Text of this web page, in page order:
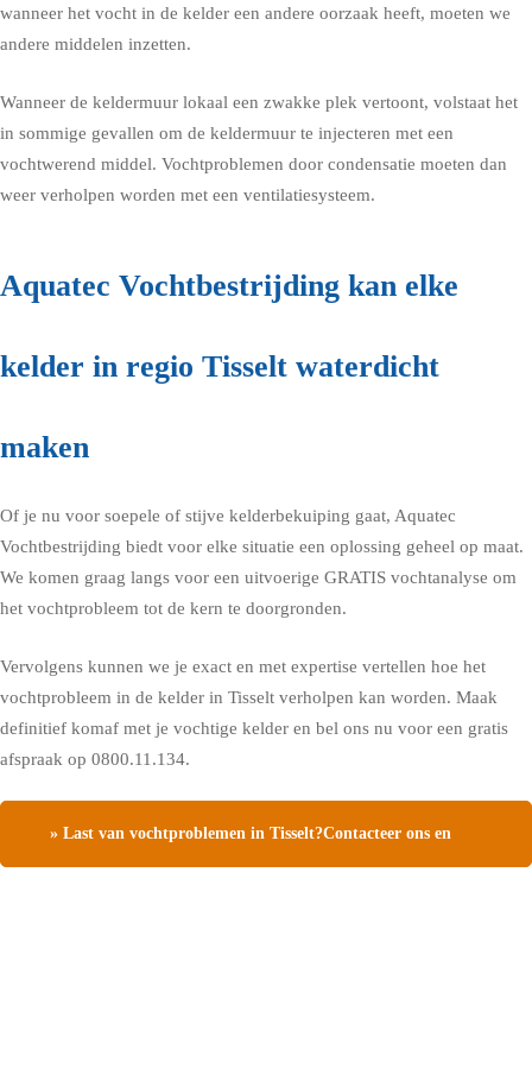
wanneer het vocht in de kelder een andere oorzaak heeft, moeten we
andere middelen inzetten.
Wanneer de keldermuur lokaal een zwakke plek vertoont, volstaat het
in sommige gevallen om de keldermuur te injecteren met een
vochtwerend middel. Vochtproblemen door condensatie moeten dan
weer verholpen worden met een ventilatiesysteem.
Aquatec Vochtbestrijding kan elke
kelder in regio Tisselt waterdicht
maken
Of je nu voor soepele of stijve kelderbekuiping gaat, Aquatec
Vochtbestrijding biedt voor elke situatie een oplossing geheel op maat.
We komen graag langs voor een uitvoerige GRATIS vochtanalyse om
het vochtprobleem tot de kern te doorgronden.
Vervolgens kunnen we je exact en met expertise vertellen hoe het
vochtprobleem in de kelder in Tisselt verholpen kan worden. Maak
definitief komaf met je vochtige kelder en bel ons nu voor een gratis
afspraak op 0800.11.134.
» Last van vochtproblemen in Tisselt?Contacteer ons en